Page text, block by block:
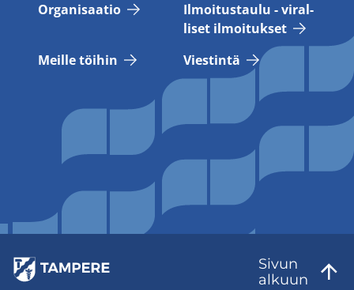
Or­ga­ni­saa­tio
Il­moi­tus­tau­lu - vi­ral­
li­set il­moi­tuk­set
Meil­le töi­hin
Vies­tin­tä
Sivun
al­kuun